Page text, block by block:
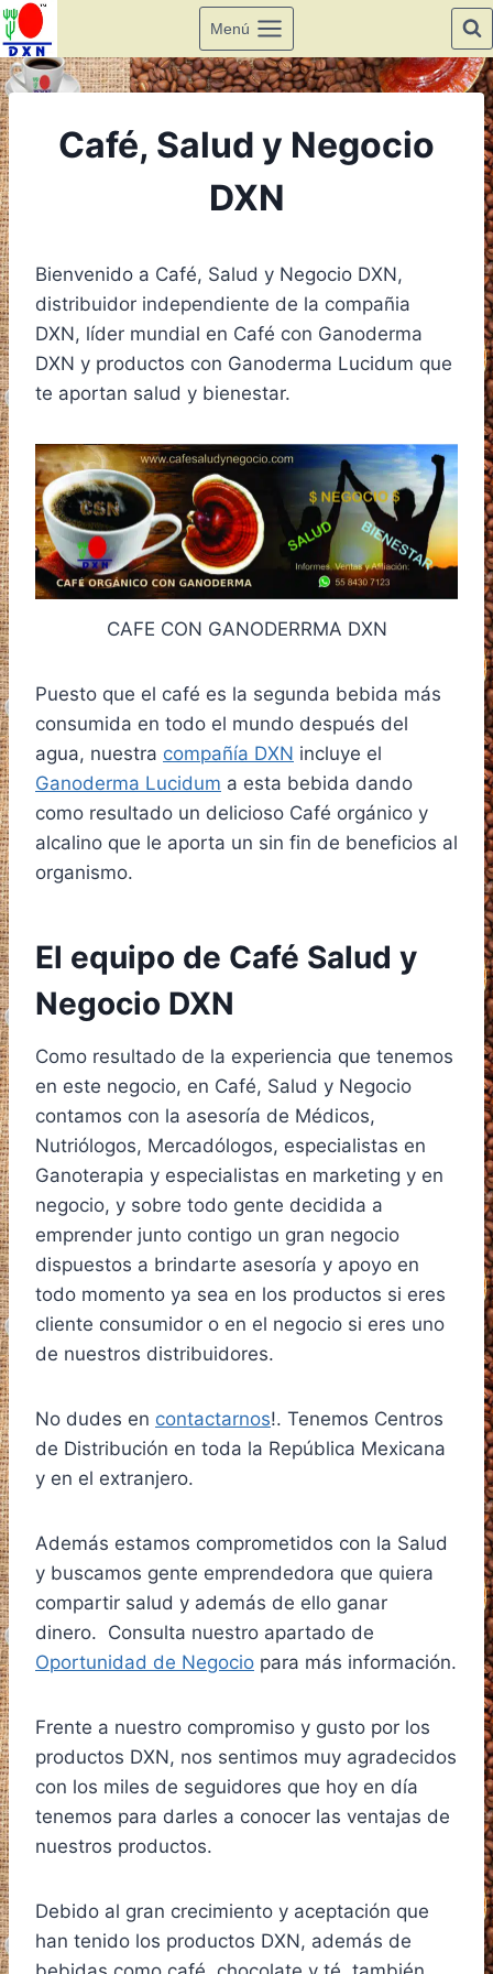
Saltar
al
contenido
Menú
Café, Salud y Negocio
DXN
Bienvenido a Café, Salud y Negocio DXN,
distribuidor independiente de la compañia
DXN, líder mundial en Café con Ganoderma
DXN y productos con Ganoderma Lucidum que
te aportan salud y bienestar.
CAFE CON GANODERRMA DXN
Puesto que el café es la segunda bebida más
consumida en todo el mundo después del
agua, nuestra compañía DXN incluye el
Ganoderma Lucidum a esta bebida dando
como resultado un delicioso Café orgánico y
alcalino que le aporta un sin fin de beneficios al
organismo.
El equipo de Café Salud y
Negocio DXN
Como resultado de la experiencia que tenemos
en este negocio, en Café, Salud y Negocio
contamos con la asesoría de Médicos,
Nutriólogos, Mercadólogos, especialistas en
Ganoterapia y especialistas en marketing y en
negocio, y sobre todo gente decidida a
emprender junto contigo un gran negocio
dispuestos a brindarte asesoría y apoyo en
todo momento ya sea en los productos si eres
cliente consumidor o en el negocio si eres uno
de nuestros distribuidores.
No dudes en contactarnos!. Tenemos Centros
de Distribución en toda la República Mexicana
y en el extranjero.
Además estamos comprometidos con la Salud
y buscamos gente emprendedora que quiera
compartir salud y además de ello ganar
dinero. Consulta nuestro apartado de
Oportunidad de Negocio para más información.
Frente a nuestro compromiso y gusto por los
productos DXN, nos sentimos muy agradecidos
con los miles de seguidores que hoy en día
tenemos para darles a conocer las ventajas de
nuestros productos.
Debido al gran crecimiento y aceptación que
han tenido los productos DXN, además de